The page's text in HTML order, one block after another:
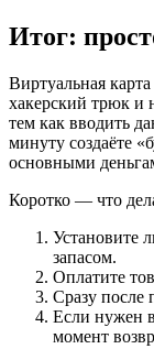
Итог:
Виртуальная
хакерский трюк и
тем как вводить
минуту создаёте
основными
Коротко — что
Установите
запасом.
Оплатите
Сразу после
Если нужен
момент